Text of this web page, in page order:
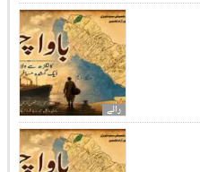
رائے